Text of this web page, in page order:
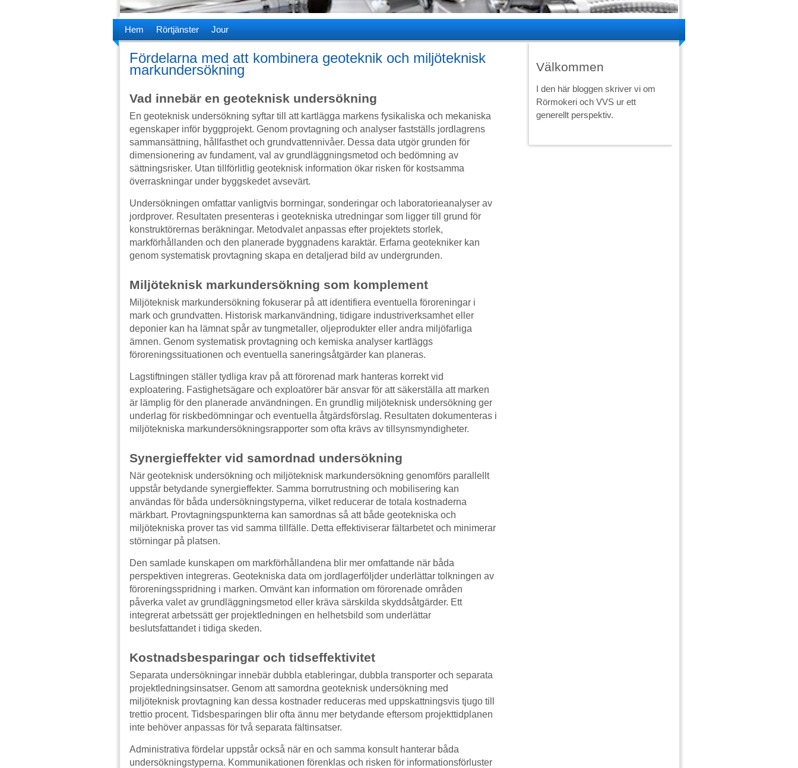
Hem Rörtjänster Jour
Fördelarna med att kombinera geoteknik och miljöteknisk
markundersökning
Vad innebär en geoteknisk undersökning
En geoteknisk undersökning syftar till att kartlägga markens fysikaliska och mekaniska
egenskaper inför byggprojekt. Genom provtagning och analyser fastställs jordlagrens
sammansättning, hållfasthet och grundvattennivåer. Dessa data utgör grunden för
dimensionering av fundament, val av grundläggningsmetod och bedömning av
sättningsrisker. Utan tillförlitlig geoteknisk information ökar risken för kostsamma
överraskningar under byggskedet avsevärt.
Undersökningen omfattar vanligtvis borrningar, sonderingar och laboratorieanalyser av
jordprover. Resultaten presenteras i geotekniska utredningar som ligger till grund för
konstruktörernas beräkningar. Metodvalet anpassas efter projektets storlek,
markförhållanden och den planerade byggnadens karaktär. Erfarna geotekniker kan
genom systematisk provtagning skapa en detaljerad bild av undergrunden.
Miljöteknisk markundersökning som komplement
Miljöteknisk markundersökning fokuserar på att identifiera eventuella föroreningar i
mark och grundvatten. Historisk markanvändning, tidigare industriverksamhet eller
deponier kan ha lämnat spår av tungmetaller, oljeprodukter eller andra miljöfarliga
ämnen. Genom systematisk provtagning och kemiska analyser kartläggs
föroreningssituationen och eventuella saneringsåtgärder kan planeras.
Lagstiftningen ställer tydliga krav på att förorenad mark hanteras korrekt vid
exploatering. Fastighetsägare och exploatörer bär ansvar för att säkerställa att marken
är lämplig för den planerade användningen. En grundlig miljöteknisk undersökning ger
underlag för riskbedömningar och eventuella åtgärdsförslag. Resultaten dokumenteras i
miljötekniska markundersökningsrapporter som ofta krävs av tillsynsmyndigheter.
Synergieffekter vid samordnad undersökning
När geoteknisk undersökning och miljöteknisk markundersökning genomförs parallellt
uppstår betydande synergieffekter. Samma borrutrustning och mobilisering kan
användas för båda undersökningstyperna, vilket reducerar de totala kostnaderna
märkbart. Provtagningspunkterna kan samordnas så att både geotekniska och
miljötekniska prover tas vid samma tillfälle. Detta effektiviserar fältarbetet och minimerar
störningar på platsen.
Den samlade kunskapen om markförhållandena blir mer omfattande när båda
perspektiven integreras. Geotekniska data om jordlagerföljder underlättar tolkningen av
föroreningsspridning i marken. Omvänt kan information om förorenade områden
påverka valet av grundläggningsmetod eller kräva särskilda skyddsåtgärder. Ett
integrerat arbetssätt ger projektledningen en helhetsbild som underlättar
beslutsfattandet i tidiga skeden.
Kostnadsbesparingar och tidseffektivitet
Separata undersökningar innebär dubbla etableringar, dubbla transporter och separata
projektledningsinsatser. Genom att samordna geoteknisk undersökning med
miljöteknisk provtagning kan dessa kostnader reduceras med uppskattningsvis tjugo till
trettio procent. Tidsbesparingen blir ofta ännu mer betydande eftersom projekttidplanen
inte behöver anpassas för två separata fältinsatser.
Administrativa fördelar uppstår också när en och samma konsult hanterar båda
undersökningstyperna. Kommunikationen förenklas och risken för informationsförluster
Välkommen
I den här bloggen skriver vi om
Rörmokeri och VVS ur ett
generellt perspektiv.